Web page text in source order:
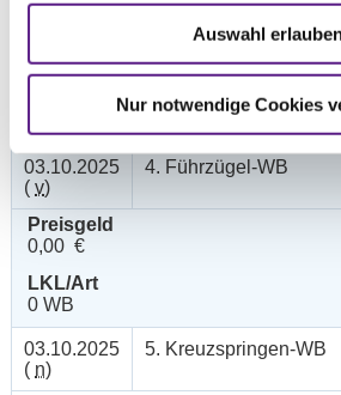
Auswahl
Nur notwendige Cookies
(n)
0,00 €
03.10.2025
( v)
4. Führzügel-WB
Preisgeld
0,00 €
LKL/Art
0 WB
03.10.2025
( n)
5. Kreuzspringen-WB